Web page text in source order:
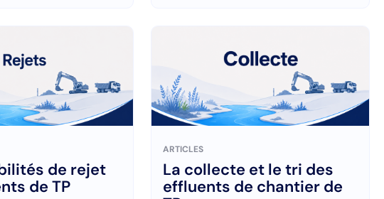
de rejet
de TP
ARTICLES
La collecte et le tri des
effluents de chantier de